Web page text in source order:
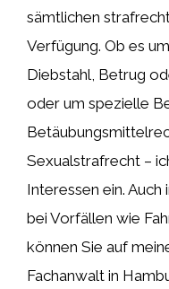
sämtlichen
Verfügung. Ob es
Diebstahl, Betrug
oder um spezielle
Sexualstrafrecht –
Interessen ein.
bei Vorfällen wie
können Sie auf
Fachanwalt in